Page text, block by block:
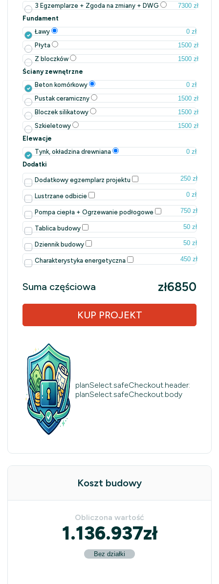
3 Egzemplarze + Zgoda na zmiany + DWG
7300 zł
Fundament
Ławy
0 zł
Płyta
1500 zł
Z bloczków
1500 zł
Ściany zewnętrzne
Beton komórkowy
0 zł
Pustak ceramiczny
1500 zł
Bloczek silikatowy
1500 zł
Szkieletowy
1500 zł
Elewacje
Tynk, okładzina drewniana
0 zł
Dodatki
Dodatkowy egzemplarz projektu 250 zł
Lustrzane odbicie 0 zł
Pompa ciepła + Ogrzewanie podłogowe 750 zł
Tablica budowy 50 zł
Dziennik budowy 50 zł
Charakterystyka energetyczna 450 zł
Suma częściowa zł6850
KUP PROJEKT
planSelect.safeCheckout.header:
planSelect.safeCheckout.body
Koszt budowy
Obliczona wartość
1.136.937zł
Bez działki